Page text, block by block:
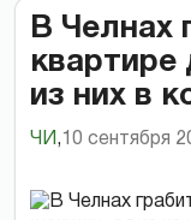
В Челнах
квартире
из них в
ЧИ , 10 сентября